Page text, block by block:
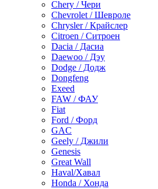
Chery / Чери
Chevrolet / Шевроле
Chrysler / Крайслер
Citroen / Ситроен
Dacia / Дасиа
Daewoo / Дэу
Dodge / Додж
Dongfeng
Exeed
FAW / ФАУ
Fiat
Ford / Форд
GAC
Geely / Джили
Genesis
Great Wall
Haval/Хавал
Honda / Хонда